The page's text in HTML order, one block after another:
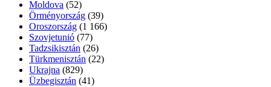
Moldova (52)
Örményország (39)
Oroszország (1 166)
Szovjetunió (77)
Tadzsikisztán (26)
Türkmenisztán (22)
Ukrajna (829)
Üzbegisztán (41)